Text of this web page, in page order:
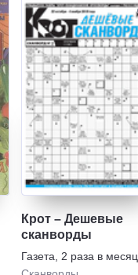
Крот – Дешевые
сканворды
Газета
2 раза в месяц